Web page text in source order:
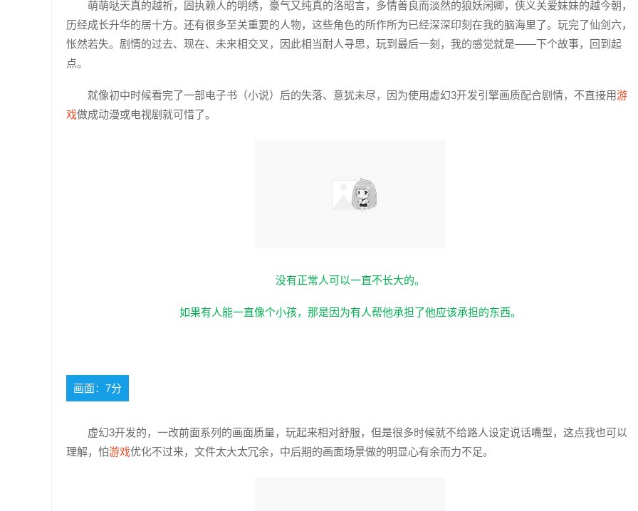
萌萌哒天真的越祈，固执赖人的明绣，豪气又纯真的洛昭言，多情善良而淡然的狼妖闲卿，侠义关爱妹妹的越今朝，
历经成长升华的居十方。还有很多至关重要的人物，这些角色的所作所为已经深深印刻在我的脑海里了。玩完了仙剑六，
怅然若失。剧情的过去、现在、未来相交叉，因此相当耐人寻思，玩到最后一刻，我的感觉就是——下个故事，回到起
点。
就像初中时候看完了一部电子书（小说）后的失落、意犹未尽，因为使用虚幻3开发引擎画质配合剧情，不直接用游
戏做成动漫或电视剧就可惜了。
没有正常人可以一直不长大的。
如果有人能一直像个小孩，那是因为有人帮他承担了他应该承担的东西。
画面：7分
虚幻3开发的，一改前面系列的画面质量，玩起来相对舒服，但是很多时候就不给路人设定说话嘴型，这点我也可以
理解，怕游戏优化不过来，文件太大太冗余，中后期的画面场景做的明显心有余而力不足。